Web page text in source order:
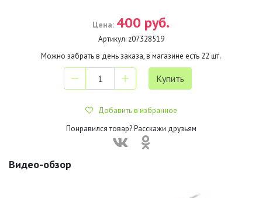
Цена: 400 руб.
Артикул: z07328519
Можно забрать в день заказа, в магазине есть 22 шт.
Добавить в избранное
Понравился товар? Расскажи друзьям
Видео-обзор